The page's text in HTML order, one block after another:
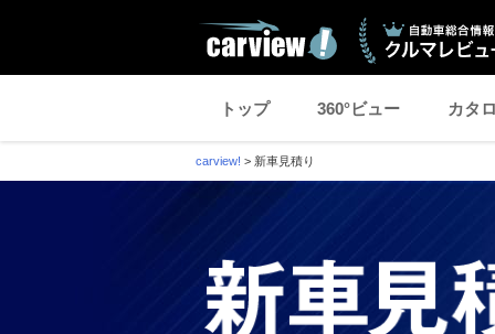
トップ 360°ビュー カタ
carview! > 新車見積り